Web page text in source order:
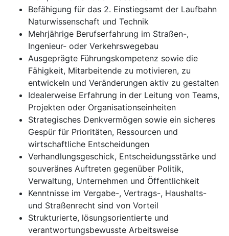
Befähigung für das 2. Einstiegsamt der Laufbahn
Naturwissenschaft und Technik
Mehrjährige Berufserfahrung im Straßen-,
Ingenieur- oder Verkehrswegebau
Ausgeprägte Führungskompetenz sowie die
Fähigkeit, Mitarbeitende zu motivieren, zu
entwickeln und Veränderungen aktiv zu gestalten
Idealerweise Erfahrung in der Leitung von Teams,
Projekten oder Organisationseinheiten
Strategisches Denkvermögen sowie ein sicheres
Gespür für Prioritäten, Ressourcen und
wirtschaftliche Entscheidungen
Verhandlungsgeschick, Entscheidungsstärke und
souveränes Auftreten gegenüber Politik,
Verwaltung, Unternehmen und Öffentlichkeit
Kenntnisse im Vergabe-, Vertrags-, Haushalts-
und Straßenrecht sind von Vorteil
Strukturierte, lösungsorientierte und
verantwortungsbewusste Arbeitsweise